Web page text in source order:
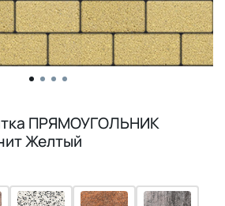
ПРЯМОУГОЛЬНИК
Желтый